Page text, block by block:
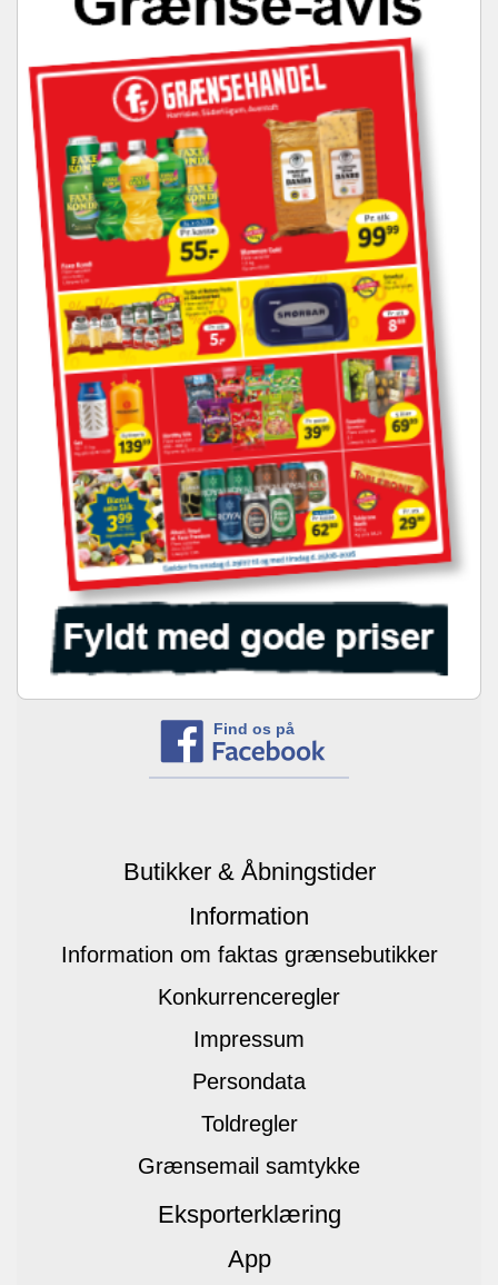
Find os på
Butikker & Åbningstider
Information
Information om faktas grænsebutikker
Konkurrenceregler
Impressum
Persondata
Toldregler
Grænsemail samtykke
Eksporterklæring
App